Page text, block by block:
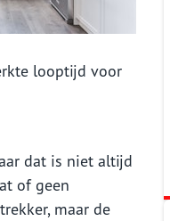
looptijd voor
dat is niet altijd
of geen
maar de